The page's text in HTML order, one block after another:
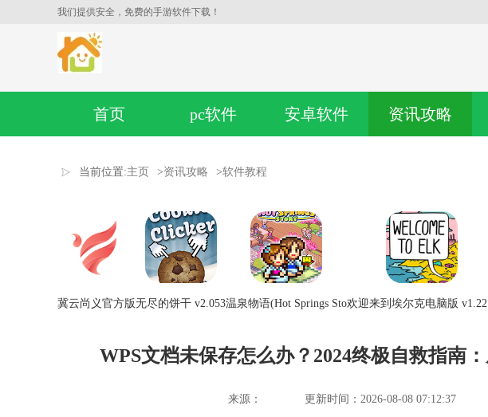
我们提供安全，免费的手游软件下载！
首页 pc软件 安卓软件 资讯攻略
当前位置:主页 >资讯攻略 >软件教程
冀云尚义官方版无尽的饼干 v2.053温泉物语(Hot Springs Sto欢迎来到埃尔克电脑版
WPS文档未保存怎么办？2024终极自救指南
来源： 更新时间：2026-08-08 07:12:37